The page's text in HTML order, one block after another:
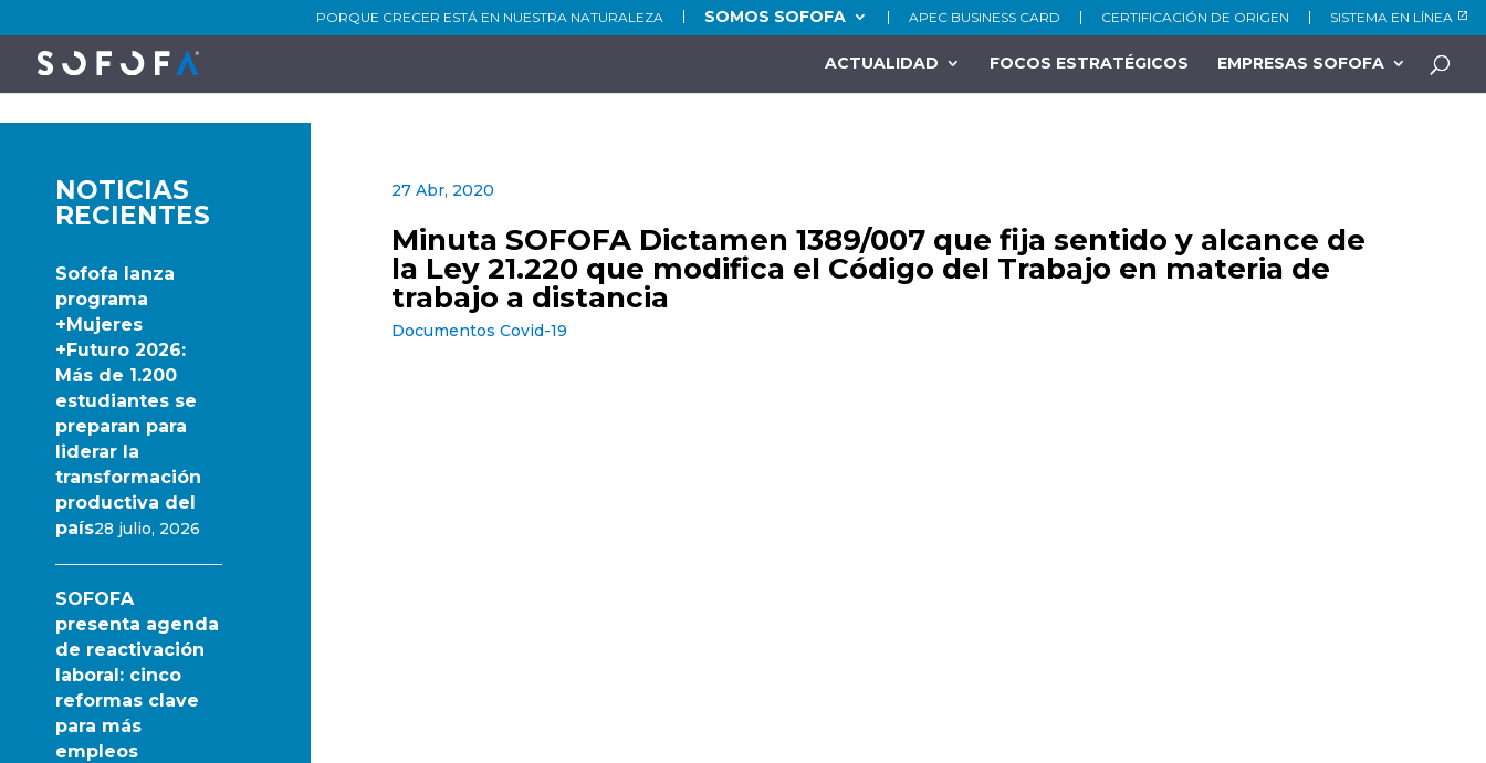
PORQUE CRECER ESTÁ EN NUESTRA NATURALEZA SOMOS SOFOFA APEC BUSINESS CARD CERTIFICACIÓN DE ORIGEN SISTEMA EN LÍNEA
ACTUALIDAD FOCOS ESTRATÉGICOS EMPRESAS SOFOFA
NOTICIAS
RECIENTES
Sofofa lanza
programa
+Mujeres
+Futuro 2026:
Más de 1.200
estudiantes se
preparan para
liderar la
transformación
productiva del
país28 julio, 2026
SOFOFA
presenta agenda
de reactivación
laboral: cinco
reformas clave
para más
empleos
27 Abr, 2020
Minuta SOFOFA Dictamen 1389/007 que fija sentido y alcance de
la Ley 21.220 que modifica el Código del Trabajo en materia de
trabajo a distancia
Documentos Covid-19